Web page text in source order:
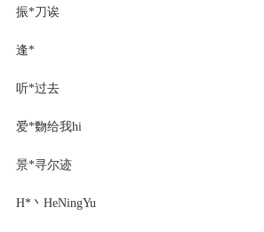
振*刀诶
逢*
听*过去
爱*覅给我hi
景*寻尔迹
H*丶HeNingYu